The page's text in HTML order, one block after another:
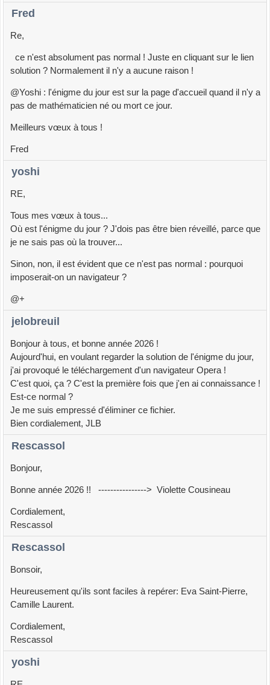
Fred
Re,
ce n'est absolument pas normal ! Juste en cliquant sur le lien
solution ? Normalement il n'y a aucune raison !
@Yoshi : l'énigme du jour est sur la page d'accueil quand il n'y a
pas de mathématicien né ou mort ce jour.
Meilleurs vœux à tous !
Fred
yoshi
RE,
Tous mes vœux à tous...
Où est l'énigme du jour ? J'dois pas être bien réveillé, parce que
je ne sais pas où la trouver...
Sinon, non, il est évident que ce n'est pas normal : pourquoi
imposerait-on un navigateur ?
@+
jelobreuil
Bonjour à tous, et bonne année 2026 !
Aujourd'hui, en voulant regarder la solution de l'énigme du jour,
j'ai provoqué le téléchargement d'un navigateur Opera !
C'est quoi, ça ? C'est la première fois que j'en ai connaissance !
Est-ce normal ?
Je me suis empressé d'éliminer ce fichier.
Bien cordialement, JLB
Rescassol
Bonjour,
Bonne année 2026 !! ----------------> Violette Cousineau
Cordialement,
Rescassol
Rescassol
Bonsoir,
Heureusement qu'ils sont faciles à repérer: Eva Saint-Pierre,
Camille Laurent.
Cordialement,
Rescassol
yoshi